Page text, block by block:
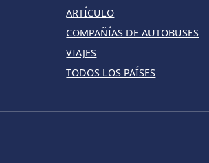
ARTÍCULO
COMPAÑÍAS DE AUTOBUSES
VIAJES
TODOS LOS PAÍSES